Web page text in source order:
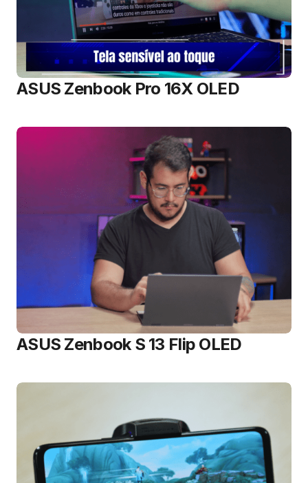
ASUS Zenbook Pro 16X OLED
ASUS Zenbook S 13 Flip OLED